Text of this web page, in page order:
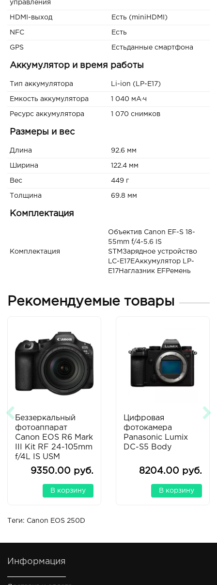
управления
HDMI-выход Есть (miniHDMI)
NFC Есть
GPS Естьданные смартфона
Аккумулятор и время работы
Тип аккумулятора Li-ion (LP-E17)
Емкость аккумулятора 1 040 мА·ч
Ресурс аккумулятора 1 070 снимков
Размеры и вес
Длина 92.6 мм
Ширина 122.4 мм
Вес 449 г
Толщина 69.8 мм
Комплектация
Комплектация
Объектив Canon EF-S 18-
55mm f/4-5.6 IS
STMЗарядное устройство
LC-E17EАккумулятор LP-
E17Наглазник EFРемень
Рекомендуемые товары
Беззеркальный
фотоаппарат
Canon EOS R6 Mark
III Kit RF 24-105mm
f/4L IS USM
9350.00 руб.
В корзину
Цифровая
фотокамера
Panasonic Lumix
DC-S5 Body
8204.00 руб.
В корзину
Теги: Canon EOS 250D
Информация